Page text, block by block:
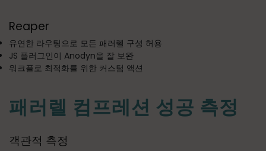
Reaper
유연한 라우팅으로 모든 패러렐 구성 허용
JS 플러그인이 Anodyn을 잘 보완
워크플로 최적화를 위한 커스텀 액션
패러렐 컴프레션 성공 측정
객관적 측정